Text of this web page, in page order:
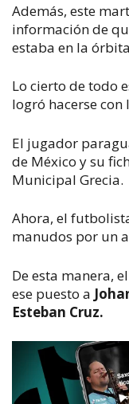
Además, este
información de
estaba en la
Lo cierto de todo
logró hacerse con
El jugador
de México y su
Municipal Grecia.
Ahora, el
manudos por un
De esta manera,
ese puesto a
Esteban Cruz.